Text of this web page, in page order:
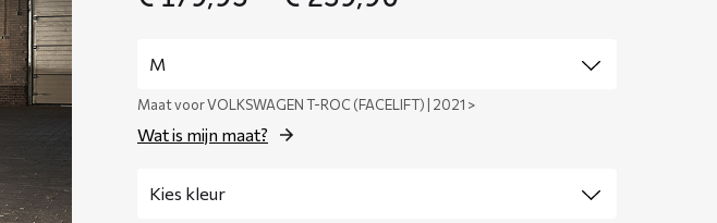
€ 239,90
Maat voor VOLKSWAGEN T-ROC (FACELIFT) | 2021 >
Wat is mijn maat?